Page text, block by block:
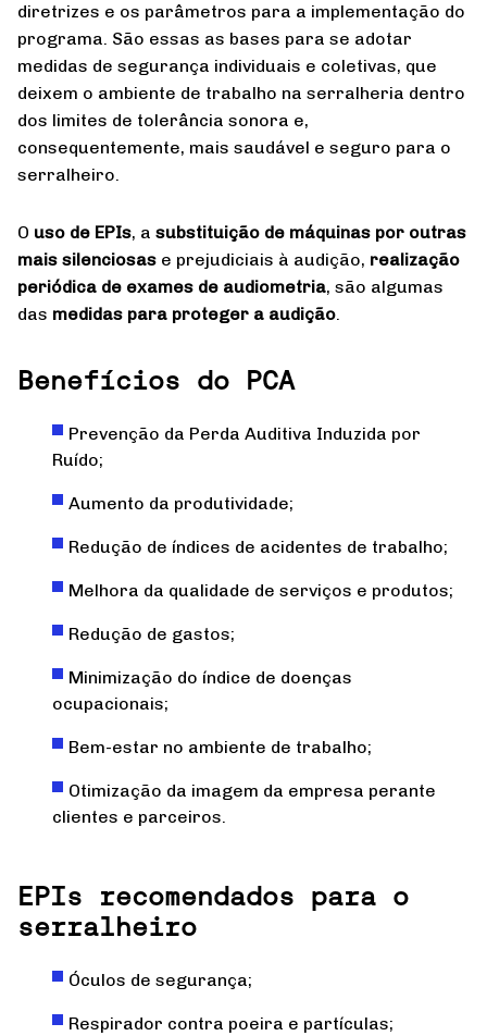
diretrizes e os parâmetros para a implementação do
programa. São essas as bases para se adotar
medidas de segurança individuais e coletivas, que
deixem o ambiente de trabalho na serralheria dentro
dos limites de tolerância sonora e,
consequentemente, mais saudável e seguro para o
serralheiro.
O uso de EPIs, a substituição de máquinas por outras
mais silenciosas e prejudiciais à audição, realização
periódica de exames de audiometria, são algumas
das medidas para proteger a audição.
Benefícios do PCA
Prevenção da Perda Auditiva Induzida por
Ruído;
Aumento da produtividade;
Redução de índices de acidentes de trabalho;
Melhora da qualidade de serviços e produtos;
Redução de gastos;
Minimização do índice de doenças
ocupacionais;
Bem-estar no ambiente de trabalho;
Otimização da imagem da empresa perante
clientes e parceiros.
EPIs recomendados para o
serralheiro
Óculos de segurança;
Respirador contra poeira e partículas;